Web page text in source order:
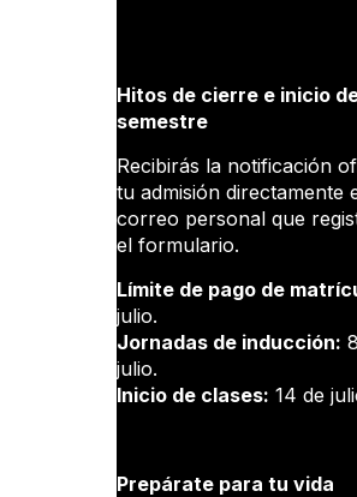
Hitos de cierre e inicio
semestre
Recibirás la notificación
tu admisión directamente
correo personal que
el formulario.
Límite de pago de
julio.
Jornadas de inducción:
julio.
Inicio de clases: 14 de
Prepárate para tu vida